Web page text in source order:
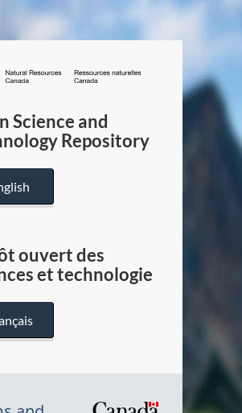
/
Canada
Science and
Repository
ouvert des
et technologie